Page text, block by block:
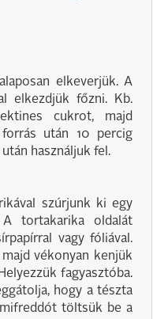
elkeverjük. A
elkezdjük főzni. Kb.
cukrot, majd
után 10 percig
használjuk fel.
szúrjunk ki egy
tortakarika oldalát
vagy fóliával.
vékonyan kenjük
fagyasztóba.
hogy a tészta
töltsük be a